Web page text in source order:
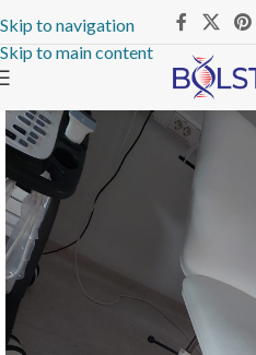
Skip to navigation
Skip to main content